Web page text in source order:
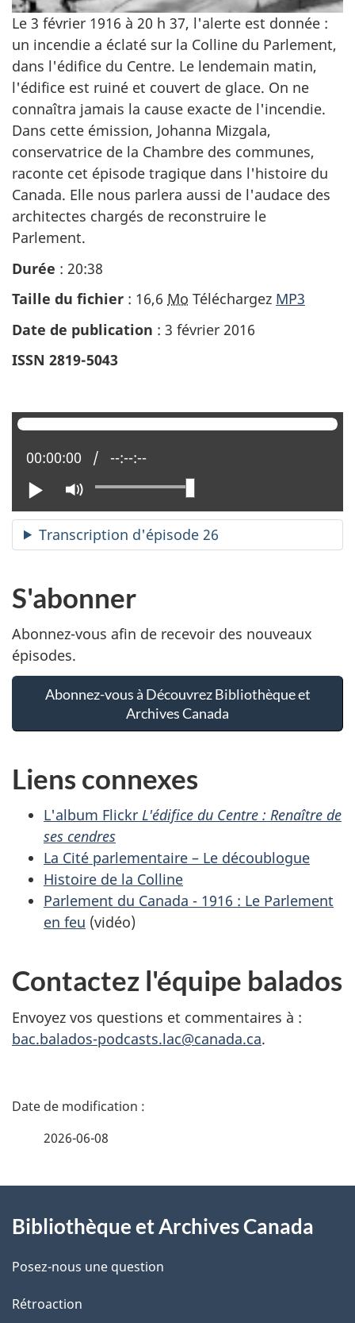
Le 3 février 1916 à 20 h 37, l'alerte est donnée :
un incendie a éclaté sur la Colline du Parlement,
dans l'édifice du Centre. Le lendemain matin,
l'édifice est ruiné et couvert de glace. On ne
connaîtra jamais la cause exacte de l'incendie.
Dans cette émission, Johanna Mizgala,
conservatrice de la Chambre des communes,
raconte cet épisode tragique dans l'histoire du
Canada. Elle nous parlera aussi de l'audace des
architectes chargés de reconstruire le
Parlement.
Durée : 20:38
Taille du fichier : 16,6 Mo Téléchargez MP3
Date de publication : 3 février 2016
ISSN 2819-5043
Lire
Activer
le
mode
muet
Position actuelle :
00:00:00 Temps total :
--:--:--
Transcription d'épisode 26
S'abonner
Abonnez-vous afin de recevoir des nouveaux
épisodes.
Abonnez-vous à Découvrez Bibliothèque et
Archives Canada
Liens connexes
L'album Flickr L'édifice du Centre : Renaître de
ses cendres
La Cité parlementaire – Le découblogue
Histoire de la Colline
Parlement du Canada - 1916 : Le Parlement
en feu (vidéo)
Contactez l'équipe balados
Envoyez vos questions et commentaires à :
bac.balados-podcasts.lac@canada.ca.
D
i
l
s
2026-06-08
propos
de
ce
Bibliothèque et Archives Canada
Posez-nous une question
Rétroaction